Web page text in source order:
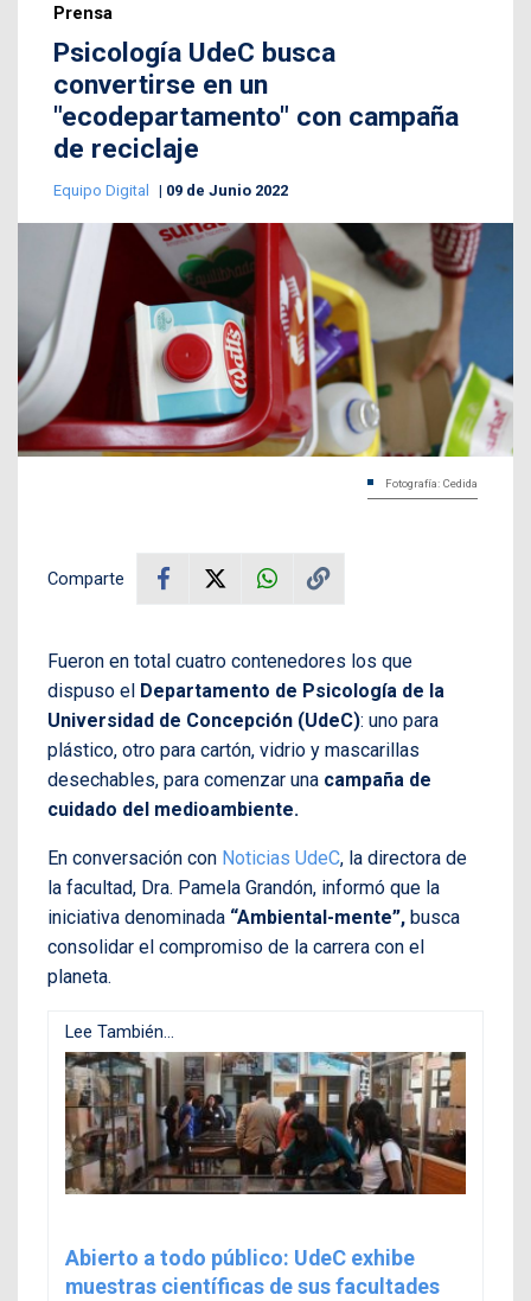
Prensa
Psicología UdeC busca
convertirse en un
"ecodepartamento" con campaña
de reciclaje
Equipo Digital 09 de Junio 2022
Fotografía: Cedida
Comparte
Fueron en total cuatro contenedores los que
dispuso el Departamento de Psicología de la
Universidad de Concepción (UdeC): uno para
plástico, otro para cartón, vidrio y mascarillas
desechables, para comenzar una campaña de
cuidado del medioambiente.
En conversación con Noticias UdeC, la directora de
la facultad, Dra. Pamela Grandón, informó que la
iniciativa denominada “Ambiental-mente”, busca
consolidar el compromiso de la carrera con el
planeta.
Lee También...
Abierto a todo público: UdeC exhibe
muestras científicas de sus facultades